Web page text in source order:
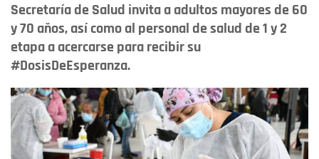
Secretaría de Salud invita a adultos mayores de 60
y 70 años, así como al personal de salud de 1 y 2
etapa a acercarse para recibir su
#DosisDeEsperanza.